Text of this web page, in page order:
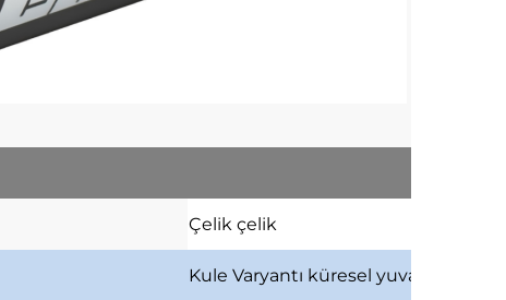
Çelik çelik
Kule Varyantı küresel yuva